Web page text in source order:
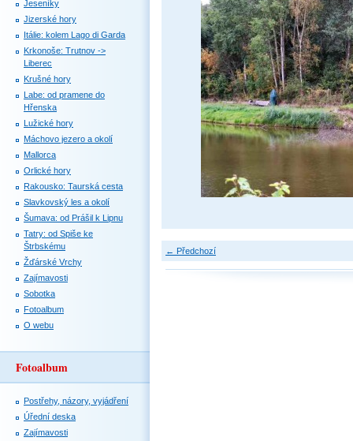
← Předchozí
Jeseníky
Jizerské hory
Itálie: kolem Lago di Garda
Krkonoše: Trutnov ->
Liberec
Krušné hory
Labe: od pramene do
Hřenska
Lužické hory
Máchovo jezero a okolí
Mallorca
Orlické hory
Rakousko: Taurská cesta
Slavkovský les a okolí
Šumava: od Prášil k Lipnu
Tatry: od Spiše ke
Štrbskému
Žďárské Vrchy
Zajímavosti
Sobotka
Fotoalbum
O webu
Fotoalbum
Postřehy, názory, vyjádření
Úřední deska
Zajímavosti